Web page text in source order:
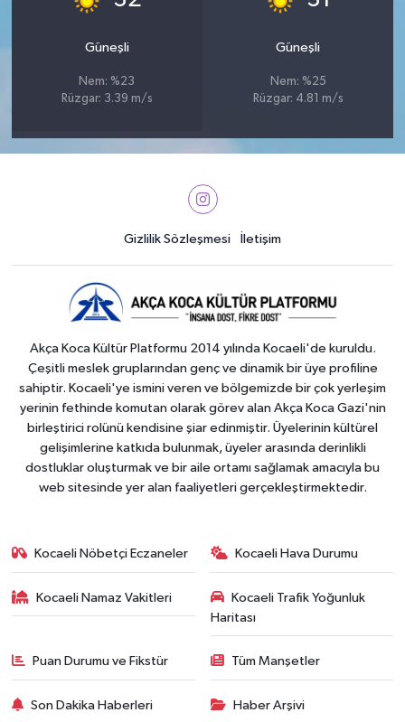
Güneşli
Nem: %23
Rüzgar: 3.39 m/s
Güneşli
Nem: %25
Rüzgar: 4.81 m/s
Gizlilik Sözleşmesi İletişim
Akça Koca Kültür Platformu 2014 yılında Kocaeli'de kuruldu.
Çeşitli meslek gruplarından genç ve dinamik bir üye profiline
sahiptir. Kocaeli'ye ismini veren ve bölgemizde bir çok yerleşim
yerinin fethinde komutan olarak görev alan Akça Koca Gazi'nin
birleştirici rolünü kendisine şiar edinmiştir. Üyelerinin kültürel
gelişimlerine katkıda bulunmak, üyeler arasında derinlikli
dostluklar oluşturmak ve bir aile ortamı sağlamak amacıyla bu
web sitesinde yer alan faaliyetleri gerçekleştirmektedir.
Kocaeli Nöbetçi Eczaneler Kocaeli Hava Durumu
Kocaeli Namaz Vakitleri
Kocaeli Trafik Yoğunluk
Haritası
Puan Durumu ve Fikstür Tüm Manşetler
Son Dakika Haberleri Haber Arşivi